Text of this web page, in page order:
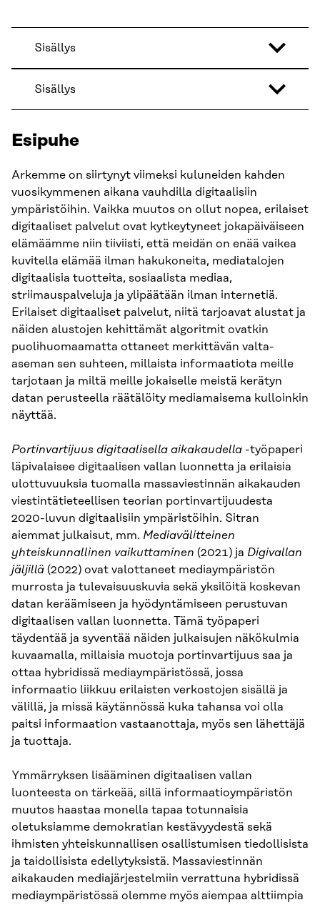
Sisällys
Sisällys
Esipuhe
Arkemme on siirtynyt viimeksi kuluneiden kahden
vuosikymmenen aikana vauhdilla digitaalisiin
ympäristöihin. Vaikka muutos on ollut nopea, erilaiset
digitaaliset palvelut ovat kytkeytyneet jokapäiväiseen
elämäämme niin tiiviisti, että meidän on enää vaikea
kuvitella elämää ilman hakukoneita, mediatalojen
digitaalisia tuotteita, sosiaalista mediaa,
striimauspalveluja ja ylipäätään ilman internetiä.
Erilaiset digitaaliset palvelut, niitä tarjoavat alustat ja
näiden alustojen kehittämät algoritmit ovatkin
puolihuomaamatta ottaneet merkittävän valta-
aseman sen suhteen, millaista informaatiota meille
tarjotaan ja miltä meille jokaiselle meistä kerätyn
datan perusteella räätälöity mediamaisema kulloinkin
näyttää.
Portinvartijuus digitaalisella aikakaudella -työpaperi
läpivalaisee digitaalisen vallan luonnetta ja erilaisia
ulottuvuuksia tuomalla massaviestinnän aikakauden
viestintätieteellisen teorian portinvartijuudesta
2020-luvun digitaalisiin ympäristöihin. Sitran
aiemmat julkaisut, mm. Mediavälitteinen
yhteiskunnallinen vaikuttaminen (2021) ja Digivallan
jäljillä (2022) ovat valottaneet mediaympäristön
murrosta ja tulevaisuuskuvia sekä yksilöitä koskevan
datan keräämiseen ja hyödyntämiseen perustuvan
digitaalisen vallan luonnetta. Tämä työpaperi
täydentää ja syventää näiden julkaisujen näkökulmia
kuvaamalla, millaisia muotoja portinvartijuus saa ja
ottaa hybridissä mediaympäristössä, jossa
informaatio liikkuu erilaisten verkostojen sisällä ja
välillä, ja missä käytännössä kuka tahansa voi olla
paitsi informaation vastaanottaja, myös sen lähettäjä
ja tuottaja.
Ymmärryksen lisääminen digitaalisen vallan
luonteesta on tärkeää, sillä informaatioympäristön
muutos haastaa monella tapaa totunnaisia
oletuksiamme demokratian kestävyydestä sekä
ihmisten yhteiskunnallisen osallistumisen tiedollisista
ja taidollisista edellytyksistä. Massaviestinnän
aikakauden mediajärjestelmiin verrattuna hybridissä
mediaympäristössä olemme myös aiempaa alttiimpia